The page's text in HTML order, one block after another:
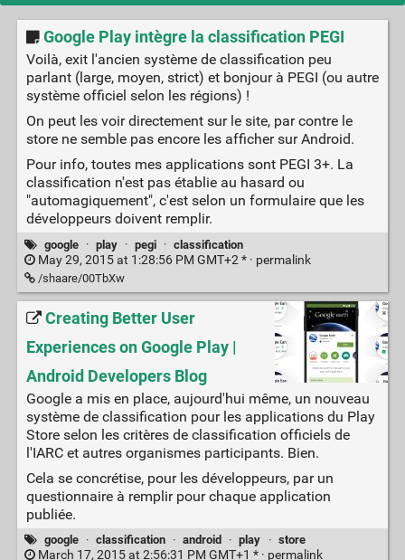
Google Play intègre la classification PEGI
Voilà, exit l'ancien système de classification peu
parlant (large, moyen, strict) et bonjour à PEGI (ou autre
système officiel selon les régions) !
On peut les voir directement sur le site, par contre le
store ne semble pas encore les afficher sur Android.
Pour info, toutes mes applications sont PEGI 3+. La
classification n'est pas établie au hasard ou
"automagiquement", c'est selon un formulaire que les
développeurs doivent remplir.
google · play · pegi · classification
May 29, 2015 at 1:28:56 PM GMT+2 * · permalink
/shaare/00TbXw
Creating Better User
Experiences on Google Play |
Android Developers Blog
Google a mis en place, aujourd'hui même, un nouveau
système de classification pour les applications du Play
Store selon les critères de classification officiels de
l'IARC et autres organismes participants. Bien.
Cela se concrétise, pour les développeurs, par un
questionnaire à remplir pour chaque application
publiée.
google · classification · android · play · store
March 17, 2015 at 2:56:31 PM GMT+1 * · permalink